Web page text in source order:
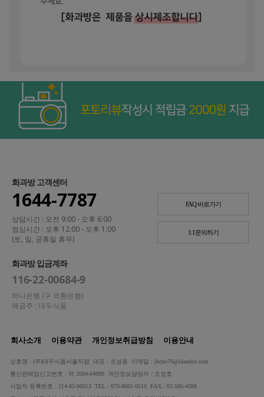
화과방 고객센터
1644-7787
상담시간 : 오전 9:00 - 오후 6:00
점심시간 : 오후 12:00 - 오후 1:00
(토, 일, 공휴일 휴무)
FAQ 바로가기
1:1문의하기
화과방 입금계좌
116-22-00684-9
하나은행 (구 외환은행)
예금주 : 대두식품
회사소개 이용약관 개인정보취급방침 이용안내
상호명 : (주)대두식품서울지점 대표 : 조성용 이메일 : jhcho76@idaedoo.com
통신판매업신고번호 : 제 2004-04009 개인정보담당자 : 조정호
사업자 등록번호 : 214-85-06013 TEL : 070-8661-9510 FAX : 02-586-4388